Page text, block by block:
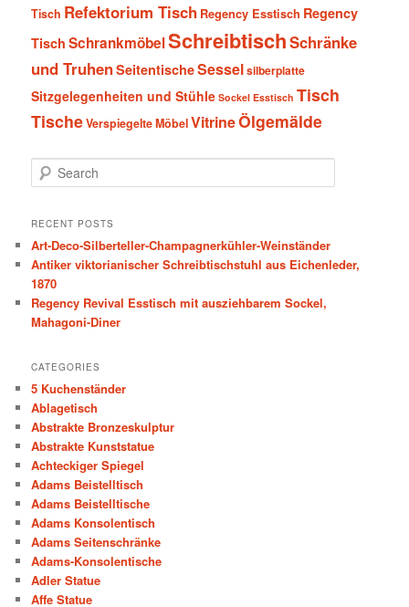
Tisch Refektorium Tisch Regency Esstisch Regency
Tisch SchrankmöbelSchreibtischSchränke
und TruhenSeitentischeSesselsilberplatte
Sitzgelegenheiten und Stühle Sockel Esstisch Tisch
TischeVerspiegelte MöbelVitrineÖlgemälde
e
r
h
RECENT POSTS
Art-Deco-Silberteller-Champagnerkühler-Weinständer
Antiker viktorianischer Schreibtischstuhl aus Eichenleder,
1870
Regency Revival Esstisch mit ausziehbarem Sockel,
Mahagoni-Diner
CATEGORIES
5 Kuchenständer
Ablagetisch
Abstrakte Bronzeskulptur
Abstrakte Kunststatue
Achteckiger Spiegel
Adams Beistelltisch
Adams Beistelltische
Adams Konsolentisch
Adams Seitenschränke
Adams-Konsolentische
Adler Statue
Affe Statue